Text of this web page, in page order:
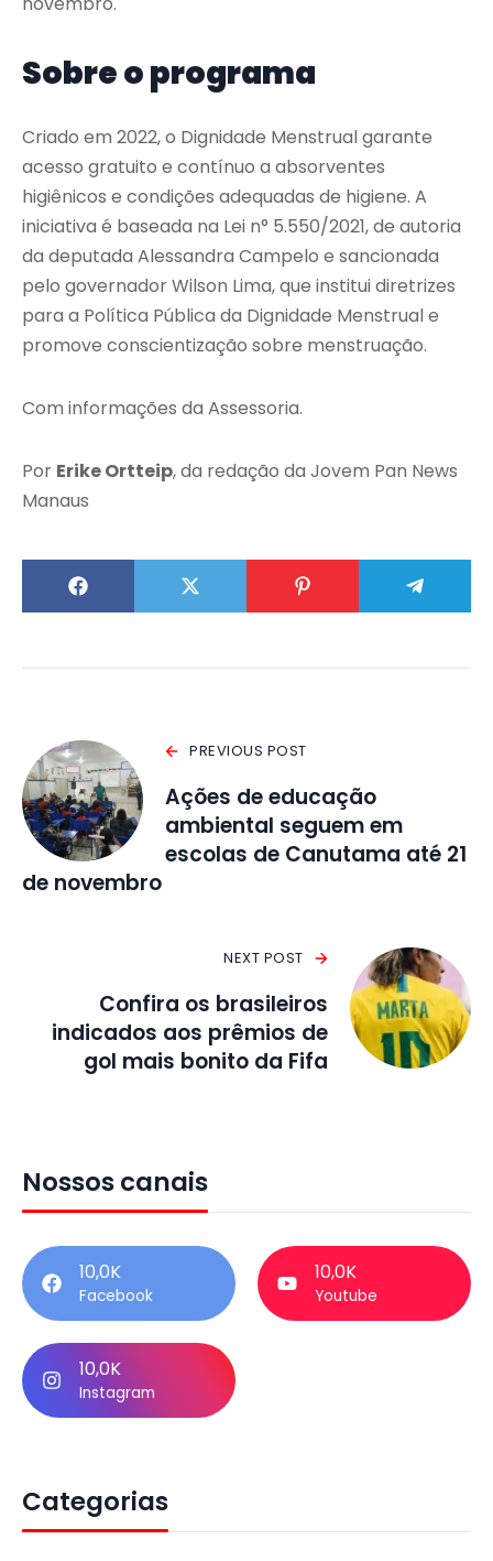
Sobre o programa
Criado em 2022, o Dignidade Menstrual garante
acesso gratuito e contínuo a absorventes
higiênicos e condições adequadas de higiene. A
iniciativa é baseada na Lei n° 5.550/2021, de autoria
da deputada Alessandra Campelo e sancionada
pelo governador Wilson Lima, que institui diretrizes
para a Política Pública da Dignidade Menstrual e
promove conscientização sobre menstruação.
Com informações da Assessoria.
Por Erike Ortteip, da redação da Jovem Pan News
Manaus
PREVIOUS POST
Ações de educação
ambiental seguem em
escolas de Canutama até 21
de novembro
NEXT POST
Confira os brasileiros
indicados aos prêmios de
gol mais bonito da Fifa
Nossos canais
10,0K
Facebook
10,0K
Youtube
10,0K
Instagram
Categorias